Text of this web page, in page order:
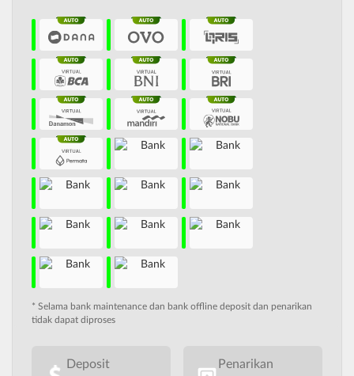
* Selama bank maintenance dan bank offline deposit dan penarikan
tidak dapat diproses
Deposit Penarikan